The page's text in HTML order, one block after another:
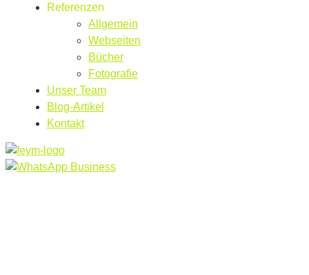
Referenzen
Allgemein
Webseiten
Bücher
Fotografie
Unser Team
Blog-Artikel
Kontakt